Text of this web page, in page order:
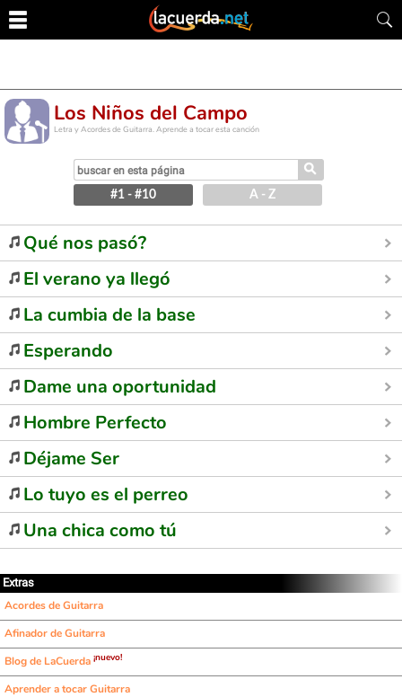
Los Niños del Campo
Letra y Acordes de Guitarra. Aprende a tocar esta canción
⚲
#1 - #10 A - Z
Qué nos pasó?
El verano ya llegó
La cumbia de la base
Esperando
Dame una oportunidad
Hombre Perfecto
Déjame Ser
Lo tuyo es el perreo
Una chica como tú
Extras
Acordes de Guitarra
Afinador de Guitarra
Blog de LaCuerda ¡nuevo!
Aprender a tocar Guitarra